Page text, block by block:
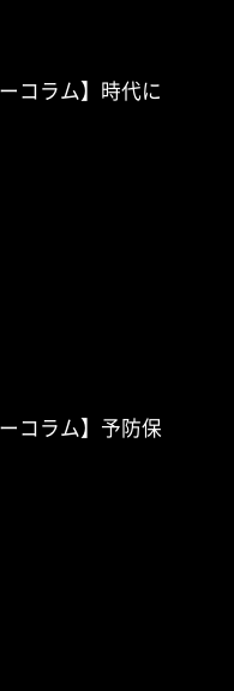
コラム】時代に
コラム】予防保